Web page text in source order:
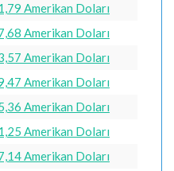
Amerikan Doları
Amerikan Doları
Amerikan Doları
Amerikan Doları
Amerikan Doları
Amerikan Doları
Amerikan Doları